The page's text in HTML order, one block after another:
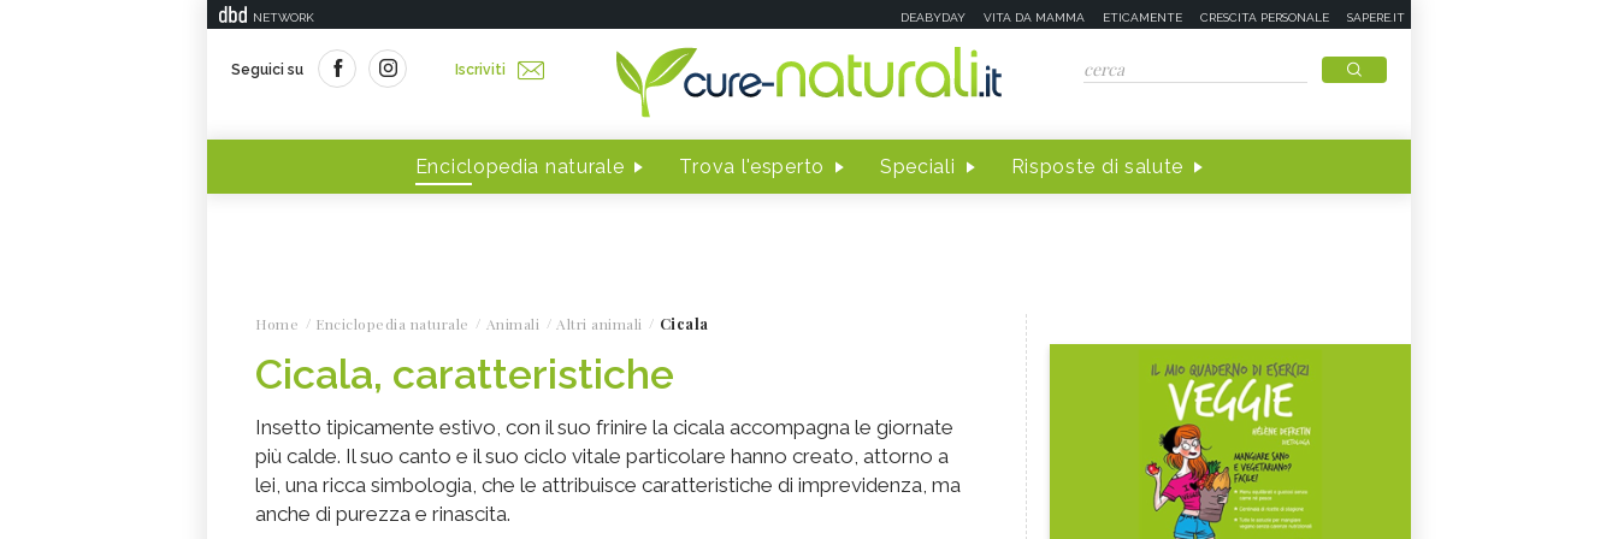
NETWORK DEABYDAY VITA DA MAMMA ETICAMENTE CRESCITA PERSONALE SAPERE.IT
Seguici su Iscriviti
Enciclopedia naturale Trova l'esperto Speciali Risposte di salute
Home Enciclopedia naturale Animali Altri animali Cicala
Cicala, caratteristiche
Insetto tipicamente estivo, con il suo frinire la cicala accompagna le giornate
più calde. Il suo canto e il suo ciclo vitale particolare hanno creato, attorno a
lei, una ricca simbologia, che le attribuisce caratteristiche di imprevidenza, ma
anche di purezza e rinascita.